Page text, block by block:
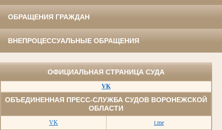
ОБРАЩЕНИЯ ГРАЖДАН
ВНЕПРОЦЕССУАЛЬНЫЕ ОБРАЩЕНИЯ
ОФИЦИАЛЬНАЯ СТРАНИЦА СУДА
VK
ОБЪЕДИНЕННАЯ ПРЕСС-СЛУЖБА СУДОВ ВОРОНЕЖСКОЙ
ОБЛАСТИ
VK t.me